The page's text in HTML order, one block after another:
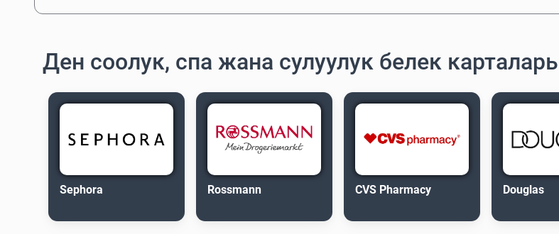
Ден соолук, спа жана сулуулук белек
Sephora Rossmann CVS Pharmacy Douglas